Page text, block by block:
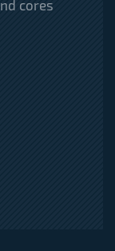
cores